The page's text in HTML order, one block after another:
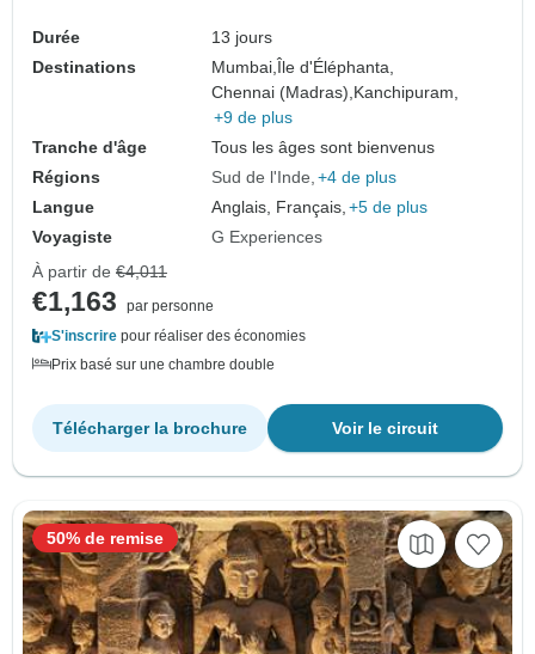
Durée
13 jours
Destinations
Mumbai,Île d'Éléphanta,
Chennai (Madras),Kanchipuram,
+9 de plus
Tranche d'âge
Tous les âges sont bienvenus
Régions
Sud de l'Inde +4 de plus
Langue
Anglais, Français, +5 de plus
Voyagiste
G Experiences
À partir de €4,011
€1,163
par personne
S'inscrire pour réaliser des économies
Prix basé sur une chambre double
Voir le circuit
Télécharger la brochure
50% de remise